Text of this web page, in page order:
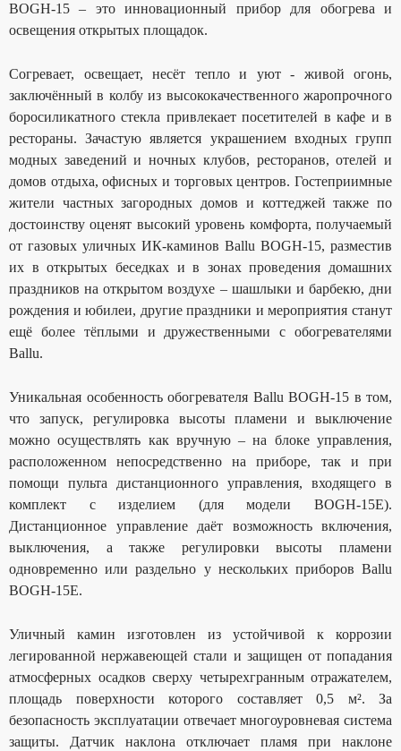
BOGH-15 – это инновационный прибор для обогрева и
освещения открытых площадок.
Согревает, освещает, несёт тепло и уют - живой огонь,
заключённый в колбу из высококачественного жаропрочного
боросиликатного стекла привлекает посетителей в кафе и в
рестораны. Зачастую является украшением входных групп
модных заведений и ночных клубов, ресторанов, отелей и
домов отдыха, офисных и торговых центров. Гостеприимные
жители частных загородных домов и коттеджей также по
достоинству оценят высокий уровень комфорта, получаемый
от газовых уличных ИК-каминов Ballu BOGH-15, разместив
их в открытых беседках и в зонах проведения домашних
праздников на открытом воздухе – шашлыки и барбекю, дни
рождения и юбилеи, другие праздники и мероприятия станут
ещё более тёплыми и дружественными с обогревателями
Ballu.
Уникальная особенность обогревателя Ballu BOGH-15 в том,
что запуск, регулировка высоты пламени и выключение
можно осуществлять как вручную – на блоке управления,
расположенном непосредственно на приборе, так и при
помощи пульта дистанционного управления, входящего в
комплект с изделием (для модели BOGH-15E).
Дистанционное управление даёт возможность включения,
выключения, а также регулировки высоты пламени
одновременно или раздельно у нескольких приборов Ballu
BOGH-15E.
Уличный камин изготовлен из устойчивой к коррозии
легированной нержавеющей стали и защищен от попадания
атмосферных осадков сверху четырехгранным отражателем,
площадь поверхности которого составляет 0,5 м². За
безопасность эксплуатации отвечает многоуровневая система
защиты. Датчик наклона отключает пламя при наклоне